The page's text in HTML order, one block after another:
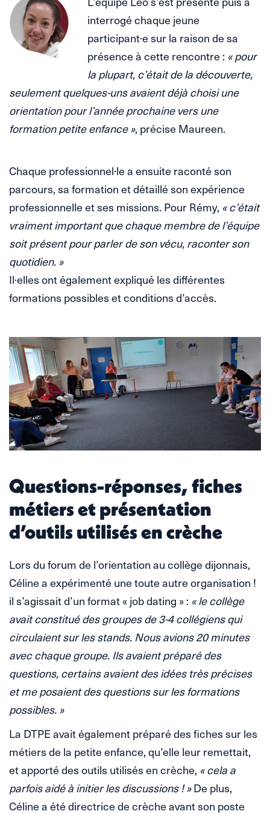
interrogé chaque jeune
participant·e sur la raison de sa
présence à cette rencontre : « pour
la plupart, c’était de la découverte,
seulement quelques-uns avaient déjà choisi une
orientation pour l’année prochaine vers une
formation petite enfance », précise Maureen.
Chaque professionnel·le a ensuite raconté son
parcours, sa formation et détaillé son expérience
professionnelle et ses missions. Pour Rémy, « c’était
vraiment important que chaque membre de l’équipe
soit présent pour parler de son vécu, raconter son
quotidien. »
Il·elles ont également expliqué les différentes
formations possibles et conditions d’accès.
Questions-réponses, fiches
métiers et présentation
d’outils utilisés en crèche
Lors du forum de l’orientation au collège dijonnais,
Céline a expérimenté une toute autre organisation !
il s’agissait d’un format « job dating » : « le collège
avait constitué des groupes de 3-4 collégiens qui
circulaient sur les stands. Nous avions 20 minutes
avec chaque groupe. Ils avaient préparé des
questions, certains avaient des idées très précises
et me posaient des questions sur les formations
possibles. »
La DTPE avait également préparé des fiches sur les
métiers de la petite enfance, qu’elle leur remettait,
et apporté des outils utilisés en crèche, « cela a
parfois aidé à initier les discussions ! »De plus,
Céline a été directrice de crèche avant son poste